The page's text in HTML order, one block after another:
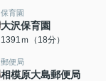
保育園
大沢保育園
1391ｍ（18分）
郵便局
相模原大島郵便局